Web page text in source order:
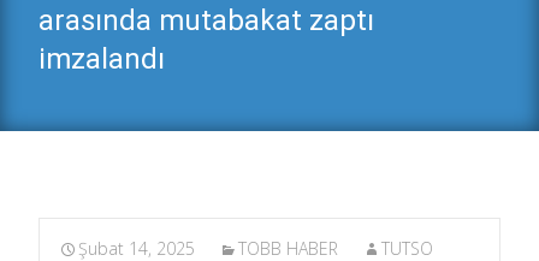
arasında mutabakat zaptı
imzalandı
Şubat 14, 2025 TOBB HABER TUTSO